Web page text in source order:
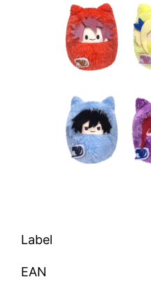
Label
EAN